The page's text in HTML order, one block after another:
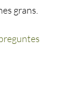
grans.